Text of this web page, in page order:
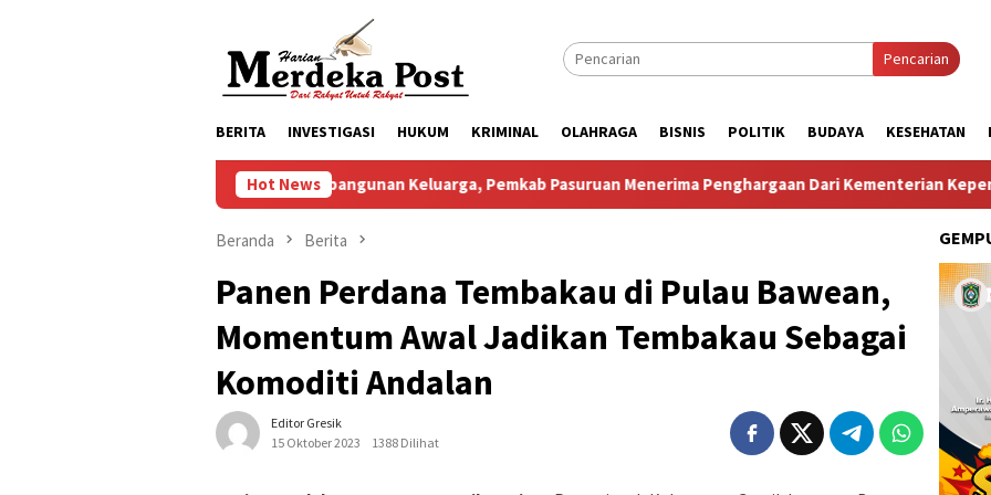
Pencarian
BERITA INVESTIGASI HUKUM KRIMINAL OLAHRAGA BISNIS POLITIK BUDAYA KESEHATAN
Hot News
Komitmen Pembangunan Keluarga, Pemkab Pasuruan Menerima Penghargaan Dari Kementerian Kependudukan Dan
Beranda Berita
Panen Perdana Tembakau di Pulau Bawean,
Momentum Awal Jadikan Tembakau Sebagai
Komoditi Andalan
Editor Gresik
15 Oktober 2023
1388 Dilihat